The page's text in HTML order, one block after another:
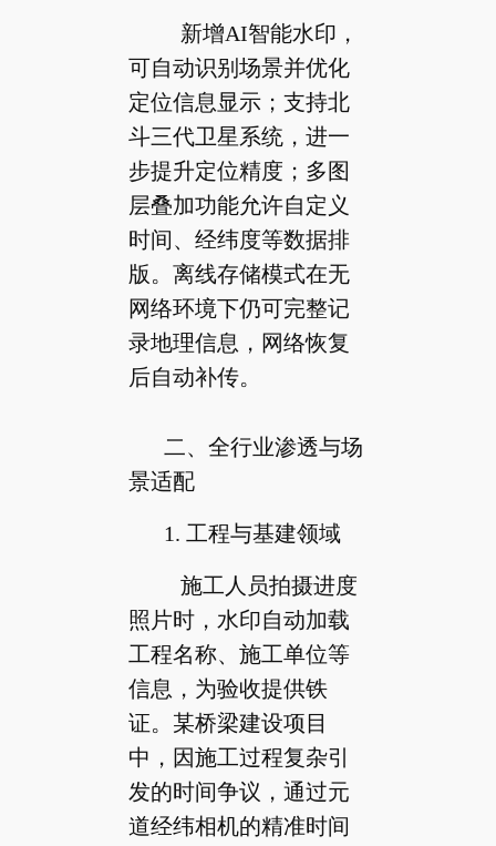
新增AI智能水印，
可自动识别场景并优化
定位信息显示；支持北
斗三代卫星系统，进一
步提升定位精度；多图
层叠加功能允许自定义
时间、经纬度等数据排
版。离线存储模式在无
网络环境下仍可完整记
录地理信息，网络恢复
后自动补传。
二、全行业渗透与场
景适配
1. 工程与基建领域
施工人员拍摄进度
照片时，水印自动加载
工程名称、施工单位等
信息，为验收提供铁
证。某桥梁建设项目
中，因施工过程复杂引
发的时间争议，通过元
道经纬相机的精准时间